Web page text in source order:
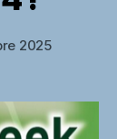
2025